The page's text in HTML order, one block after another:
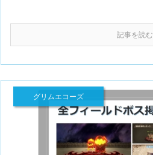
記事を読む
グリムエコーズ